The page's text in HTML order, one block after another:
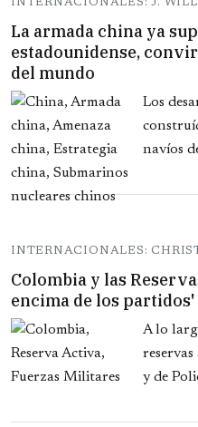
INTERNACIONALES: J.
La armada china ya
estadounidense,
del mundo
Los
navíos
INTERNACIONALES:
Colombia y las
encima de los partidos'
A lo
y de